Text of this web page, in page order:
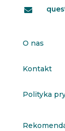

O nas
Kontakt
Polityka